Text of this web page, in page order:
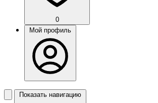
0
Мой профиль
Показать навигацию